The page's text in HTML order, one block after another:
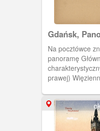
Gdańsk,
Miasta "Alt
Na pocztówce
panoramę
prawej)
Głównego. Na
obronne.